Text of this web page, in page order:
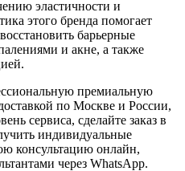
эластичности и
этого бренда помогает
барьерные
и акне, а также
премиальную
по Москве и России,
сервиса, сделайте заказ в
индивидуальные
консультацию онлайн,
через WhatsApp.